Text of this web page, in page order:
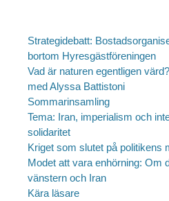
Strategidebatt:
bortom Hyresgästföreningen
Vad är naturen egentligen
med Alyssa Battistoni
Sommarinsamling
Tema: Iran, imperialism och
solidaritet
Kriget som slutet på politikens
Modet att vara enhörning: Om
vänstern och Iran
Kära läsare